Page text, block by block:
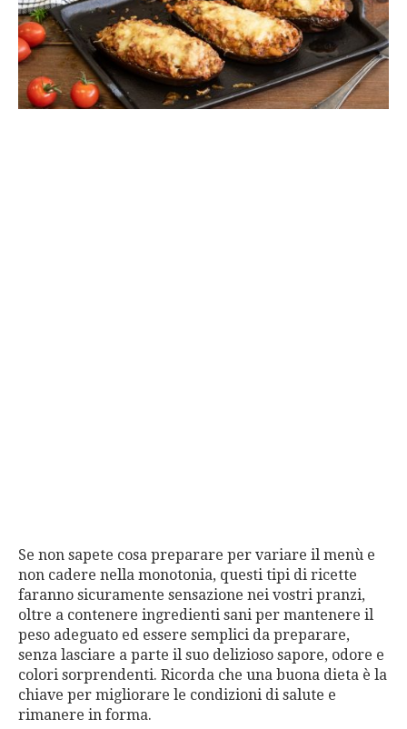
Se non sapete cosa preparare per variare il menù e
non cadere nella monotonia, questi tipi di ricette
faranno sicuramente sensazione nei vostri pranzi,
oltre a contenere ingredienti sani per mantenere il
peso adeguato ed essere semplici da preparare,
senza lasciare a parte il suo delizioso sapore, odore e
colori sorprendenti. Ricorda che una buona dieta è la
chiave per migliorare le condizioni di salute e
rimanere in forma.